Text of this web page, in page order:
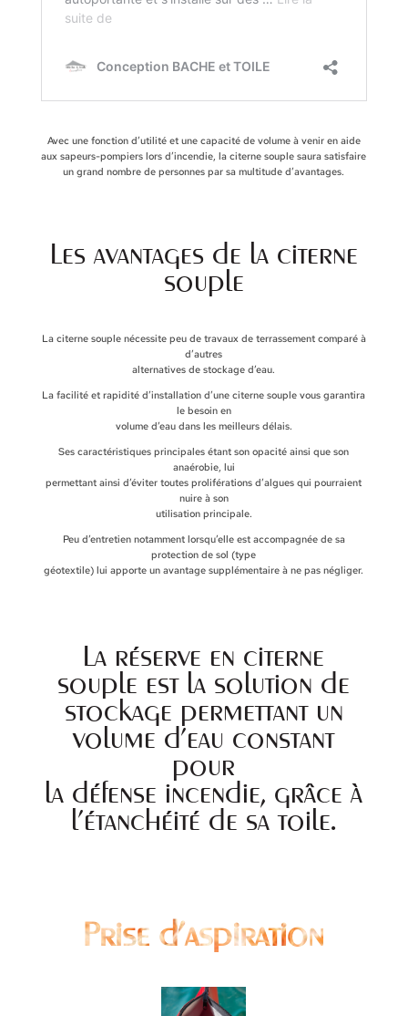
Avec une fonction d’utilité et une capacité de volume à venir en aide
aux sapeurs-pompiers lors d’incendie, la citerne souple saura satisfaire
un grand nombre de personnes par sa multitude d’avantages.
Les avantages de la citerne
souple
La citerne souple nécessite peu de travaux de terrassement comparé à
d’autres
alternatives de stockage d’eau.
La facilité et rapidité d’installation d’une citerne souple vous garantira
le besoin en
volume d’eau dans les meilleurs délais.
Ses caractéristiques principales étant son opacité ainsi que son
anaérobie, lui
permettant ainsi d’éviter toutes proliférations d’algues qui pourraient
nuire à son
utilisation principale.
Peu d’entretien notamment lorsqu’elle est accompagnée de sa
protection de sol (type
géotextile) lui apporte un avantage supplémentaire à ne pas négliger.
La réserve en citerne
souple est la solution de
stockage permettant un
volume d’eau constant
pour
la défense incendie, grâce à
l’étanchéité de sa toile.
Prise d'aspiration